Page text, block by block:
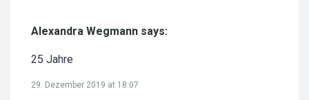
Alexandra Wegmann says:
25 Jahre
29. Dezember 2019 at 18:07